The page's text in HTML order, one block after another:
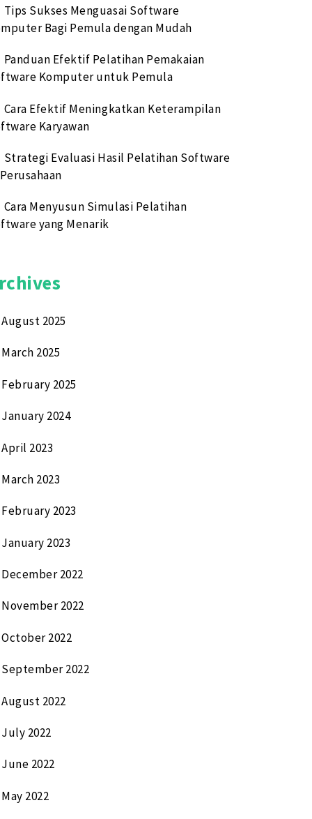
Tips Sukses Menguasai Software
Bagi Pemula dengan Mudah
Panduan Efektif Pelatihan Pemakaian
Komputer untuk Pemula
Cara Efektif Meningkatkan Keterampilan
Karyawan
Strategi Evaluasi Hasil Pelatihan Software
Cara Menyusun Simulasi Pelatihan
yang Menarik
August 2025
March 2025
February 2025
January 2024
April 2023
March 2023
February 2023
January 2023
December 2022
November 2022
October 2022
September 2022
August 2022
July 2022
June 2022
May 2022